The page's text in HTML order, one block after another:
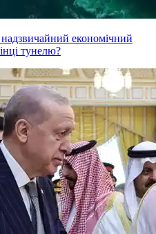
економічний
тунелю?